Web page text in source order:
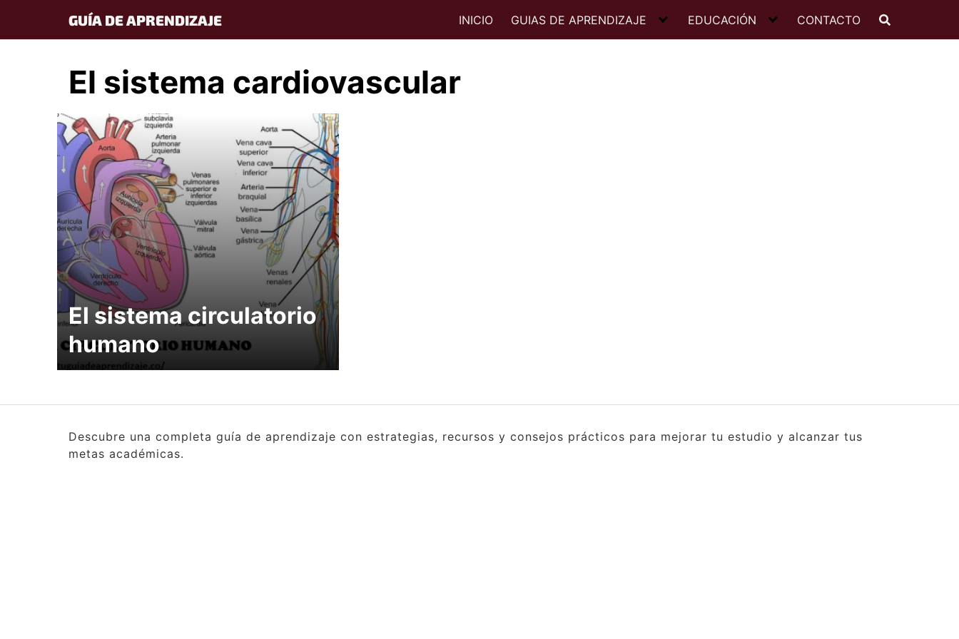
content
GUÍA DE APRENDIZAJE INICIO GUIAS DE APRENDIZAJE EDUCACIÓN CONTACTO
El sistema cardiovascular
El sistema circulatorio
humano
Descubre una completa guía de aprendizaje con estrategias, recursos y consejos prácticos para mejorar tu estudio y alcanzar tus
metas académicas.